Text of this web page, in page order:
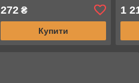
272₴
Купити
1